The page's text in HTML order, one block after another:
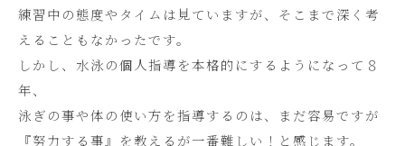
練習中の態度やタイムは見ていますが、そこまで深く考
えることもなかったです。
しかし、水泳の個人指導を本格的にするようになって８
年、
泳ぎの事や体の使い方を指導するのは、まだ容易ですが
『努力する事』を教えるが一番難しい！と感じます。